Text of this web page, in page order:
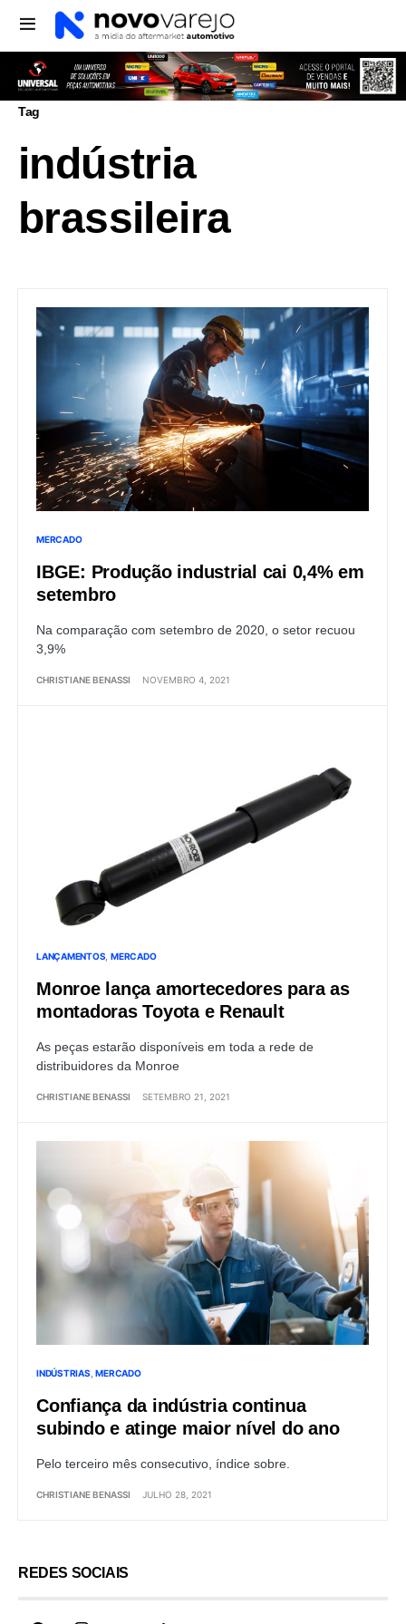
Tag
indústria
brassileira
MERCADO
IBGE: Produção industrial cai 0,4% em
setembro
Na comparação com setembro de 2020, o setor recuou
3,9%
CHRISTIANE BENASSI NOVEMBRO 4, 2021
LANÇAMENTOS MERCADO
Monroe lança amortecedores para as
montadoras Toyota e Renault
As peças estarão disponíveis em toda a rede de
distribuidores da Monroe
CHRISTIANE BENASSI SETEMBRO 21, 2021
INDÚSTRIAS MERCADO
Confiança da indústria continua
subindo e atinge maior nível do ano
Pelo terceiro mês consecutivo, índice sobre.
CHRISTIANE BENASSI JULHO 28, 2021
REDES SOCIAIS